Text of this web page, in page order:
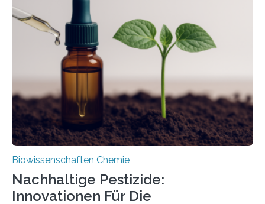
ausgezeichnetem Zustand erhalten. Es konnte als neue
Art einer neuen Gattung beschrieben werden und trägt
nun den Namen Cretosabethes primaevus. Dieser erste
fossile Nachweis einer Stechmückenlarve in Bernstein
stellt gleichzeitig den ersten Fossilfund einer
Mückenlarve aus dem Mesozoikum dar, denn…
Biowissenschaften Chemie
Nachhaltige Pestizide:
Innovationen Für Die